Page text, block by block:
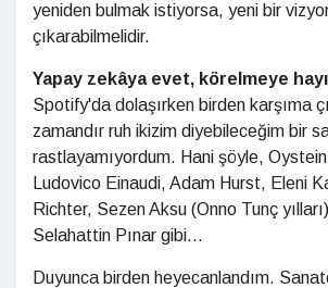
yeniden bulmak istiyorsa, yeni bir
çıkarabilmelidir.
Yapay zekâya evet, körelmeye
Spotify'da dolaşırken birden karşıma
zamandır ruh ikizim diyebileceğim bir
rastlayamıyordum. Hani şöyle,
Ludovico Einaudi, Adam Hurst, Eleni
Richter, Sezen Aksu (Onno Tunç
Selahattin Pınar gibi...
Duyunca birden heyecanlandım.